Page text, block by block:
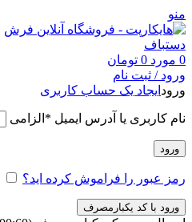
منو
0 مورد 0 تومان
ورود / ثبت نام
ورود ایجاد یک حساب کاربری
نام کاربری یا آدرس ایمیل * الزامی
ورود
رمز عبور را فراموش کرده اید؟
ورود با کد یکبارمصرف